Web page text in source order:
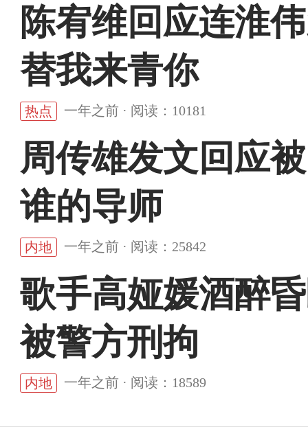
陈宥维回应连淮
替我来青你
热点 一年之前 · 阅读：10181
周传雄发文回应
谁的导师
内地 一年之前 · 阅读：25842
歌手高娅媛酒醉
被警方刑拘
内地 一年之前 · 阅读：18589